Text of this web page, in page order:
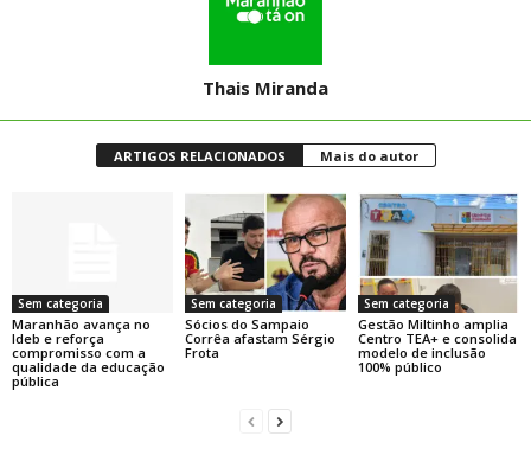
Thais Miranda
ARTIGOS RELACIONADOS Mais do autor
Sem categoria
Maranhão avança no
Ideb e reforça
compromisso com a
qualidade da educação
pública
Sem categoria
Sócios do Sampaio
Corrêa afastam Sérgio
Frota
Sem categoria
Gestão Miltinho amplia
Centro TEA+ e consolida
modelo de inclusão
100% público